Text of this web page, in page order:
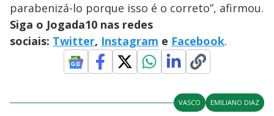
parabenizá-lo porque isso é o correto”, afirmou.
Siga o Jogada10 nas redes
sociais: Twitter, Instagram e Facebook.
VASCO EMILIANO DIAZ